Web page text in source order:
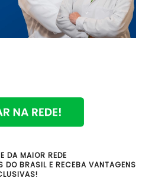
DA MAIOR REDE
DO BRASIL E RECEBA VANTAGENS